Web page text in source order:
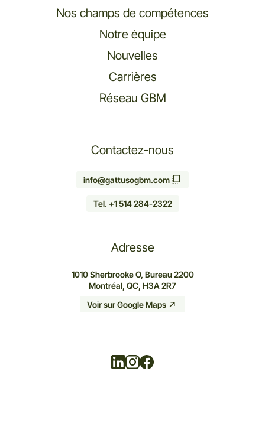
Nos champs de compétences
Notre équipe
Nouvelles
Carrières
Réseau GBM
Contactez-nous
info@gattusogbm.com
Tel. +1 514 284-2322
Adresse
1010 Sherbrooke O, Bureau 2200
Montréal, QC, H3A 2R7
Voir sur Google Maps
LinkedinInstagram